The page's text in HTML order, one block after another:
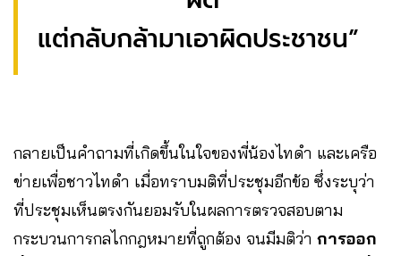
แต่กลับกล้ามาเอาผิดประชาชน”
กลายเป็นคำถามที่เกิดขึ้นในใจของพี่น้องไทดำ และเครือ
ข่ายเพื่อชาวไทดำ เมื่อทราบมติที่ประชุมอีกข้อ ซึ่งระบุว่า
ที่ประชุมเห็นตรงกันยอมรับในผลการตรวจสอบตาม
กระบวนการกลไกกฎหมายที่ถูกต้อง จนมีมติว่า การออก